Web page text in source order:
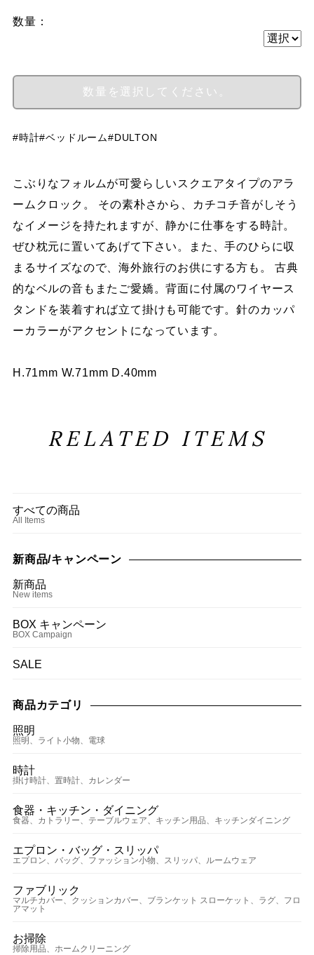
数量：
#時計#ベッドルーム#DULTON
こぶりなフォルムが可愛らしいスクエアタイプのアラ
ームクロック。 その素朴さから、カチコチ音がしそう
なイメージを持たれますが、静かに仕事をする時計。
ぜひ枕元に置いてあげて下さい。また、手のひらに収
まるサイズなので、海外旅行のお供にする方も。 古典
的なベルの音もまたご愛嬌。背面に付属のワイヤース
タンドを装着すれば立て掛けも可能です。針のカッパ
ーカラーがアクセントになっています。
H.71mm W.71mm D.40mm
RELATED ITEMS
すべての商品
All Items
新商品/キャンペーン
新商品
New items
BOX キャンペーン
BOX Campaign
SALE
商品カテゴリ
照明
照明、ライト小物、電球
時計
掛け時計、置時計、カレンダー
食器・キッチン・ダイニング
食器、カトラリー、テーブルウェア、キッチン用品、キッチンダイニング
エプロン・バッグ・スリッパ
エプロン、バッグ、ファッション小物、スリッパ、ルームウェア
ファブリック
マルチカバー、クッションカバー、ブランケット スローケット、ラグ、フロ
アマット
お掃除
掃除用品、ホームクリーニング